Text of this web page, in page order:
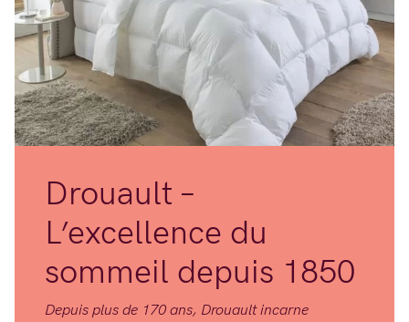
Drouault –
L’excellence du
sommeil depuis 1850
Depuis plus de 170 ans, Drouault incarne